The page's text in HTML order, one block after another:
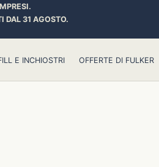
DAL 31 AGOSTO.
E INCHIOSTRI OFFERTE DI FULKER